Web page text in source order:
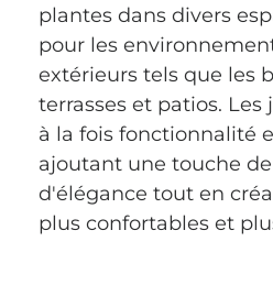
plantes dans divers
pour les
extérieurs tels que les
terrasses et patios.
à la fois fonctionnalité
ajoutant une touche
d'élégance tout en
plus confortables et